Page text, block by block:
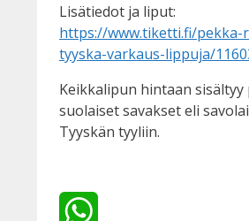
Lisätiedot ja liput:
https://www.tiketti.fi/pekka-
tyyska-varkaus-lippuja/
Keikkalipun hintaan sisältyy
suolaiset savakset eli
Tyyskän tyyliin.